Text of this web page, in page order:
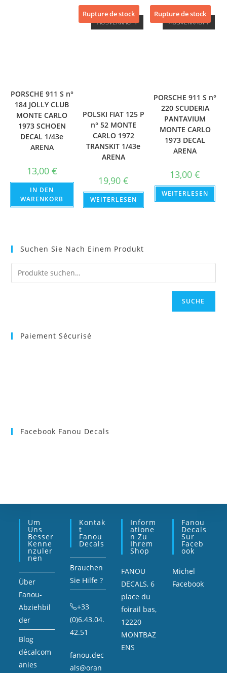
PORSCHE 911 S n°
184 JOLLY CLUB
MONTE CARLO
1973 SCHOEN
DECAL 1/43e
ARENA
13,00 €
IN DEN
WARENKORB
Rupture de stock
AUSVERKAUFT
POLSKI FIAT 125 P
n° 52 MONTE
CARLO 1972
TRANSKIT 1/43e
ARENA
19,90 €
WEITERLESEN
Rupture de stock
AUSVERKAUFT
PORSCHE 911 S n°
220 SCUDERIA
PANTAVIUM
MONTE CARLO
1973 DECAL
ARENA
13,00€
WEITERLESEN
Suchen Sie Nach Einem Produkt
SUCHE
Paiement Sécurisé
Facebook Fanou Decals
Um
Uns
Besser
Kenne
Nzuler
Nen
Über
Fanou-
Abziehbil
der
Blog
décalcom
anies
Kontak
T
Fanou
Decals
Brauchen
Sie Hilfe ?
+33
(0)6.43.04.
42.51
fanou.dec
als@oran
Inform
Atione
N Zu
Ihrem
Shop
FANOU
DECALS, 6
place du
foirail bas,
12220
MONTBAZ
ENS
Fanou
Decals
Sur
Faceb
Ook
Michel
Facebook